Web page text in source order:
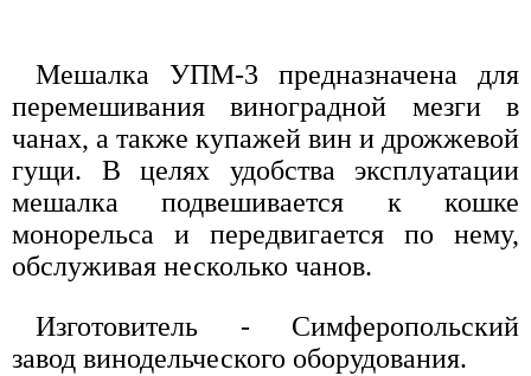
Мешалка УПМ-3 предназначена для
перемешивания виноградной мезги в
чанах, а также купажей вин и дрожжевой
гущи. В целях удобства эксплуатации
мешалка подвешивается к кошке
монорельса и передвигается по нему,
обслуживая несколько чанов.
Изготовитель - Симферопольский
завод винодельческого оборудования.